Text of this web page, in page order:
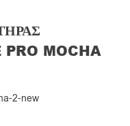
MOCHA
2-new